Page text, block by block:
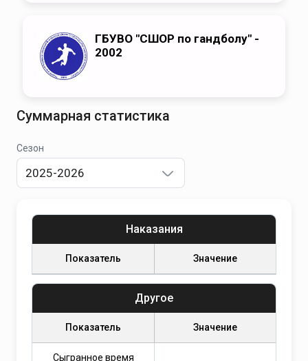
ГБУВО "СШОР по гандболу" -
2002
Суммарная статистика
Сезон
2025-2026
Наказания
Показатель Значение
Другое
Показатель Значение
Сыгранное время